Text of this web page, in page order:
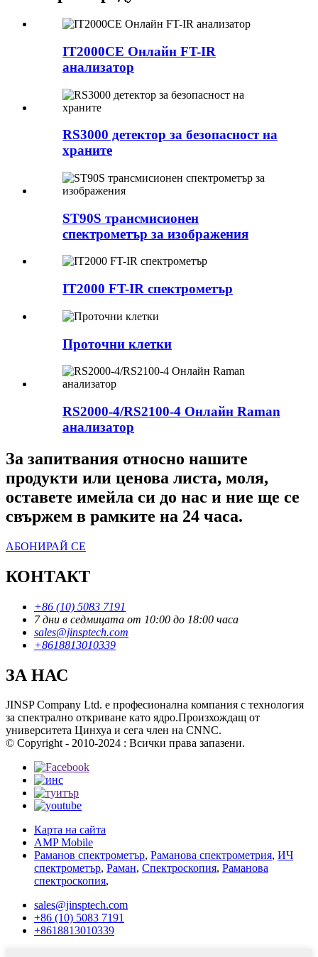
IT2000CE Онлайн FT-IR
анализатор
RS3000 детектор за безопасност на
храните
ST90S трансмисионен
спектрометър за изображения
IT2000 FT-IR спектрометър
Проточни клетки
RS2000-4/RS2100-4 Онлайн Raman
анализатор
За запитвания относно нашите
продукти или ценова листа, моля,
оставете имейла си до нас и ние ще се
свържем в рамките на 24 часа.
АБОНИРАЙ СЕ
КОНТАКТ
+86 (10) 5083 7191
7 дни в седмицата от 10:00 до 18:00 часа
sales@jinsptech.com
+8618813010339
ЗА НАС
JINSP Company Ltd. е професионална компания с технология
за спектрално откриване като ядро.Произхождащ от
университета Цинхуа и сега член на CNNC.
© Copyright - 2010-2024 : Всички права запазени.
Карта на сайта
AMP Mobile
Раманов спектрометър, Раманова спектрометрия, ИЧ
спектрометър, Раман, Спектроскопия, Раманова
спектроскопия,
sales@jinsptech.com
+86 (10) 5083 7191
+8618813010339